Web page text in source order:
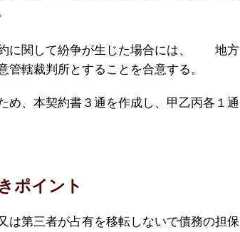
に関して紛争が生じた場合には、 地方
管轄裁判所とすることを合意する。
、本契約書３通を作成し、甲乙丙各１通
ポイント
第三者が占有を移転しないで債務の担保